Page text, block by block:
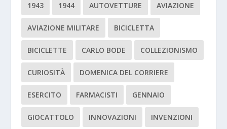
1943 1944 AUTOVETTURE AVIAZIONE
AVIAZIONE MILITARE BICICLETTA
BICICLETTE CARLO BODE COLLEZIONISMO
CURIOSITÀ DOMENICA DEL CORRIERE
ESERCITO FARMACISTI GENNAIO
GIOCATTOLO INNOVAZIONI INVENZIONI